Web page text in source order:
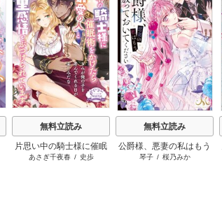
無料立読み
片思い中の騎士様に催眠
術をかけたら「俺の最愛
あさぎ千夜春/ 史歩
無料立読み
公爵様、悪妻の私はもう
放っておいてください
琴子/ 桜乃みか